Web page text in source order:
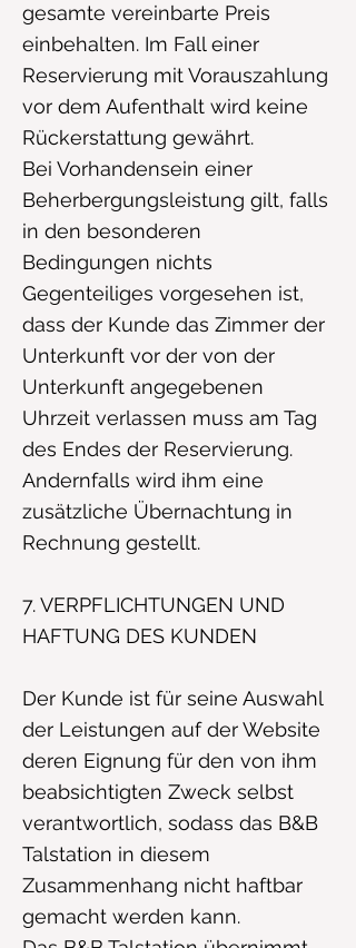
gesamte vereinbarte Preis
einbehalten. Im Fall einer
Reservierung mit Vorauszahlung
vor dem Aufenthalt wird keine
Rückerstattung gewährt.
Bei Vorhandensein einer
Beherbergungsleistung gilt, falls
in den besonderen
Bedingungen nichts
Gegenteiliges vorgesehen ist,
dass der Kunde das Zimmer der
Unterkunft vor der von der
Unterkunft angegebenen
Uhrzeit verlassen muss am Tag
des Endes der Reservierung.
Andernfalls wird ihm eine
zusätzliche Übernachtung in
Rechnung gestellt.
7. VERPFLICHTUNGEN UND
HAFTUNG DES KUNDEN
Der Kunde ist für seine Auswahl
der Leistungen auf der Website
deren Eignung für den von ihm
beabsichtigten Zweck selbst
verantwortlich, sodass das B&B
Talstation in diesem
Zusammenhang nicht haftbar
gemacht werden kann.